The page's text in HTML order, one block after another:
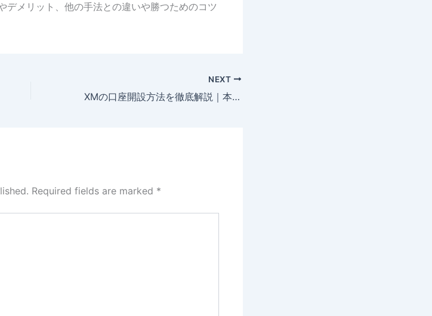
デメリット、他の手法との違いや勝つためのコツ
NEXT
XMの口座開設方法を徹底解説｜本人確認の方法や登録時の注意点も紹介
Required fields are marked *